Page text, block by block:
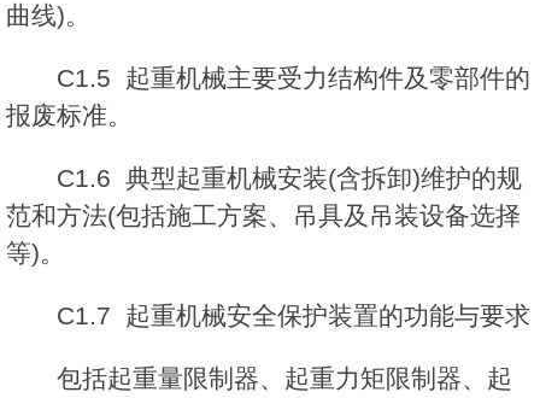
曲线)。
C1.5 起重机械主要受力结构件及零部件的
报废标准。
C1.6 典型起重机械安装(含拆卸)维护的规
范和方法(包括施工方案、吊具及吊装设备选择
等)。
C1.7 起重机械安全保护装置的功能与要求
包括起重量限制器、起重力矩限制器、起